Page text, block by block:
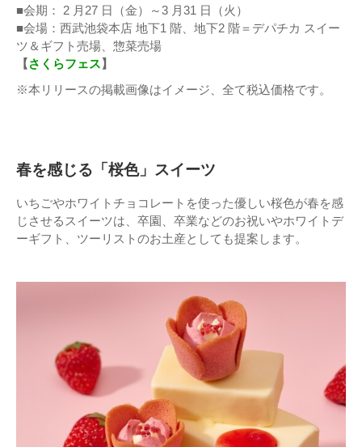
■会期： 2 月27 日（金）～3 月31 日（火）
■会場：西武池袋本店 地下1 階、地下2 階＝デパチカ スイー
ツ＆ギフト売場、惣菜売場
【 さくらフェス】
※本リリースの掲載画像はイメージ、全て税込価格です。
春を感じる「桜色」スイーツ
いちごやホワイトチョコレートを使った優しい桜色が春を感
じさせるスイーツは、卒園、卒業などのお祝いやホワイトデ
ーギフト、ツーリストのお土産としても提案します。